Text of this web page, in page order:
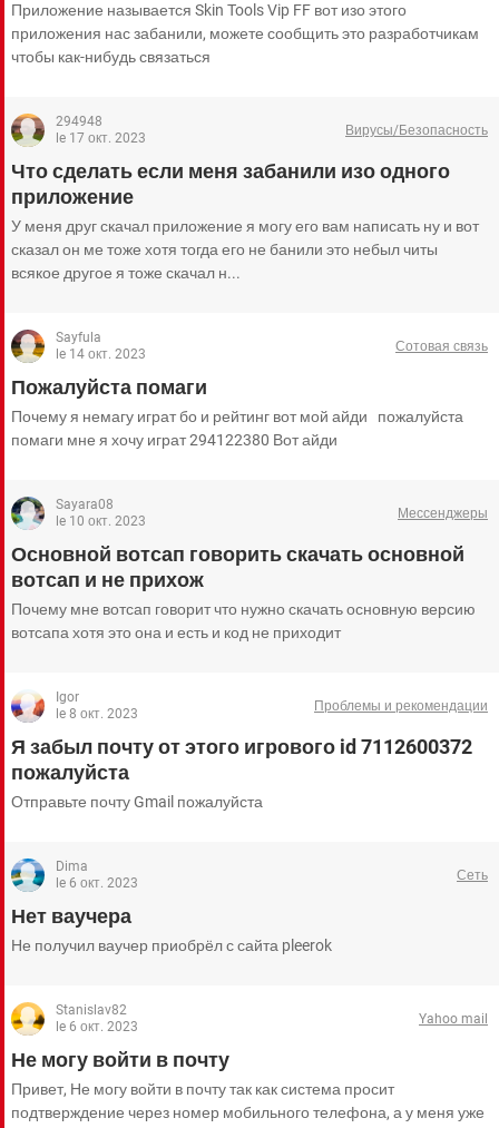
Приложение называется Skin Tools Vip FF вот изо этого
приложения нас забанили, можете сообщить это разработчикам
чтобы как-нибудь связаться
294948
le 17 окт. 2023
Вирусы/Безопасность
Что сделать если меня забанили изо одного
приложение
У меня друг скачал приложение я могу его вам написать ну и вот
сказал он ме тоже хотя тогда его не банили это небыл читы
всякое другое я тоже скачал н...
Sayfula
le 14 окт. 2023
Сотовая связь
Пожалуйста помаги
Почему я немагу играт бо и рейтинг вот мой айди пожалуйста
помаги мне я хочу играт 294122380 Вот айди
Sayara08
le 10 окт. 2023
Мессенджеры
Основной вотсап говорить скачать основной
вотсап и не прихож
Почему мне вотсап говорит что нужно скачать основную версию
вотсапа хотя это она и есть и код не приходит
Igor
le 8 окт. 2023
Проблемы и рекомендации
Я забыл почту от этого игрового id 7112600372
пожалуйста
Отправьте почту Gmail пожалуйста
Dima
le 6 окт. 2023
Сеть
Нет ваучера
Не получил ваучер приобрёл с сайта pleerok
Stanislav82
le 6 окт. 2023
Yahoo mail
Не могу войти в почту
Привет, Не могу войти в почту так как система просит
подтверждение через номер мобильного телефона, а у меня уже